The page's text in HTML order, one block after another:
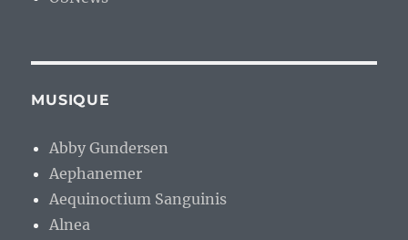
MUSIQUE
Abby Gundersen
Aephanemer
Aequinoctium Sanguinis
Alnea